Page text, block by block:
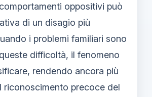
oppositivi può
di un disagio più
i problemi familiari sono
difficoltà, il fenomeno
rendendo ancora più
riconoscimento precoce del